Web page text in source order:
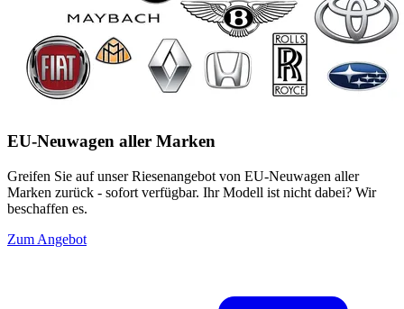
EU-Neuwagen aller Marken
Greifen Sie auf unser Riesenangebot von EU-Neuwagen aller
Marken zurück - sofort verfügbar. Ihr Modell ist nicht dabei? Wir
beschaffen es.
Zum Angebot